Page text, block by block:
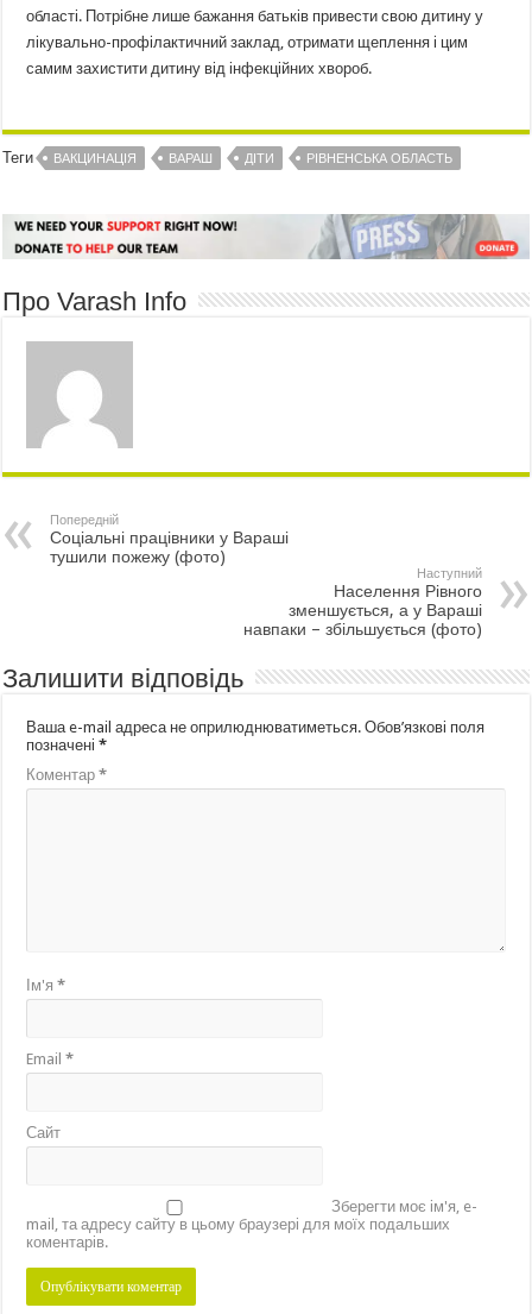
області. Потрібне лише бажання батьків привести свою дитину у
лікувально-профілактичний заклад, отримати щеплення і цим
самим захистити дитину від інфекційних хвороб.
Теги ВАКЦИНАЦІЯ ВАРАШ ДІТИ РІВНЕНСЬКА ОБЛАСТЬ
Про Varash Info
Попередній
Соціальні працівники у Вараші
тушили пожежу (фото)
Наступний
Населення Рівного
зменшується, а у Вараші
навпаки – збільшується (фото)
Залишити відповідь
Ваша e-mail адреса не оприлюднюватиметься. Обов’язкові поля
позначені*
Коментар*
Ім'я*
Email*
Сайт
Зберегти моє ім'я, e-
mail, та адресу сайту в цьому браузері для моїх подальших
коментарів.